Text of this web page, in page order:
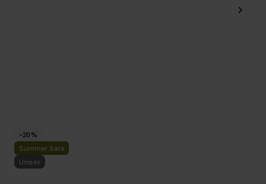
-20 %
Summer Sale
Unisex